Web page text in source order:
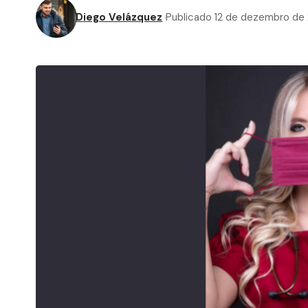
Diego Velázquez Publicado 12 de dezembro